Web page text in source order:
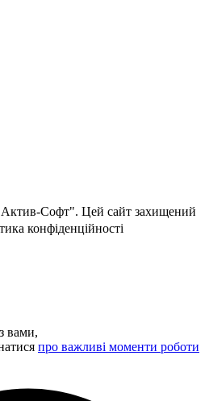
Софт". Цей сайт захищений
конфіденційності
вами,
про важливі моменти роботи